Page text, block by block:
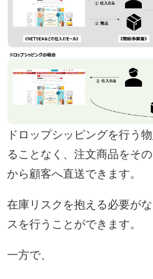
ドロップシッピングを行う
ることなく、注文商品をそ
から顧客へ直送できます。
在庫リスクを抱える必要が
スを行うことができます。
一方で、